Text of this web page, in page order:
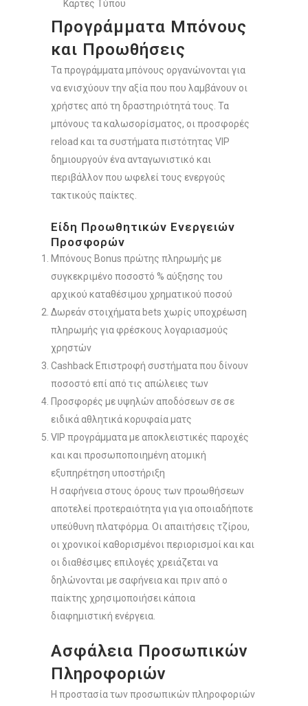
Κάρτες Τύπου
Προγράμματα Μπόνους
και Προωθήσεις
Τα προγράμματα μπόνους οργανώνονται για
να ενισχύουν την αξία που που λαμβάνουν οι
χρήστες από τη δραστηριότητά τους. Τα
μπόνους τα καλωσορίσματος, οι προσφορές
reload και τα συστήματα πιστότητας VIP
δημιουργούν ένα ανταγωνιστικό και
περιβάλλον που ωφελεί τους ενεργούς
τακτικούς παίκτες.
Είδη Προωθητικών Ενεργειών
Προσφορών
Μπόνους Bonus πρώτης πληρωμής με
συγκεκριμένο ποσοστό % αύξησης του
αρχικού καταθέσιμου χρηματικού ποσού
Δωρεάν στοιχήματα bets χωρίς υποχρέωση
πληρωμής για φρέσκους λογαριασμούς
χρηστών
Cashback Επιστροφή συστήματα που δίνουν
ποσοστό επί από τις απώλειες των
Προσφορές με υψηλών αποδόσεων σε σε
ειδικά αθλητικά κορυφαία ματς
VIP προγράμματα με αποκλειστικές παροχές
και και προσωποποιημένη ατομική
εξυπηρέτηση υποστήριξη
Η σαφήνεια στους όρους των προωθήσεων
αποτελεί προτεραιότητα για για οποιαδήποτε
υπεύθυνη πλατφόρμα. Οι απαιτήσεις τζίρου,
οι χρονικοί καθορισμένοι περιορισμοί και και
οι διαθέσιμες επιλογές χρειάζεται να
δηλώνονται με σαφήνεια και πριν από ο
παίκτης χρησιμοποιήσει κάποια
διαφημιστική ενέργεια.
Ασφάλεια Προσωπικών
Πληροφοριών
Η προστασία των προσωπικών πληροφοριών